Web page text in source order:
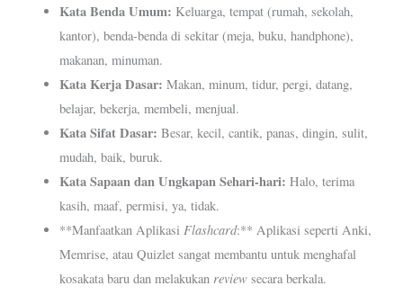
Kata Benda Umum: Keluarga, tempat (rumah, sekolah,
kantor), benda-benda di sekitar (meja, buku, handphone),
makanan, minuman.
Kata Kerja Dasar: Makan, minum, tidur, pergi, datang,
belajar, bekerja, membeli, menjual.
Kata Sifat Dasar: Besar, kecil, cantik, panas, dingin, sulit,
mudah, baik, buruk.
Kata Sapaan dan Ungkapan Sehari-hari: Halo, terima
kasih, maaf, permisi, ya, tidak.
**Manfaatkan AplikasiFlashcard:** Aplikasi seperti Anki,
Memrise, atau Quizlet sangat membantu untuk menghafal
kosakata baru dan melakukanreview secara berkala.